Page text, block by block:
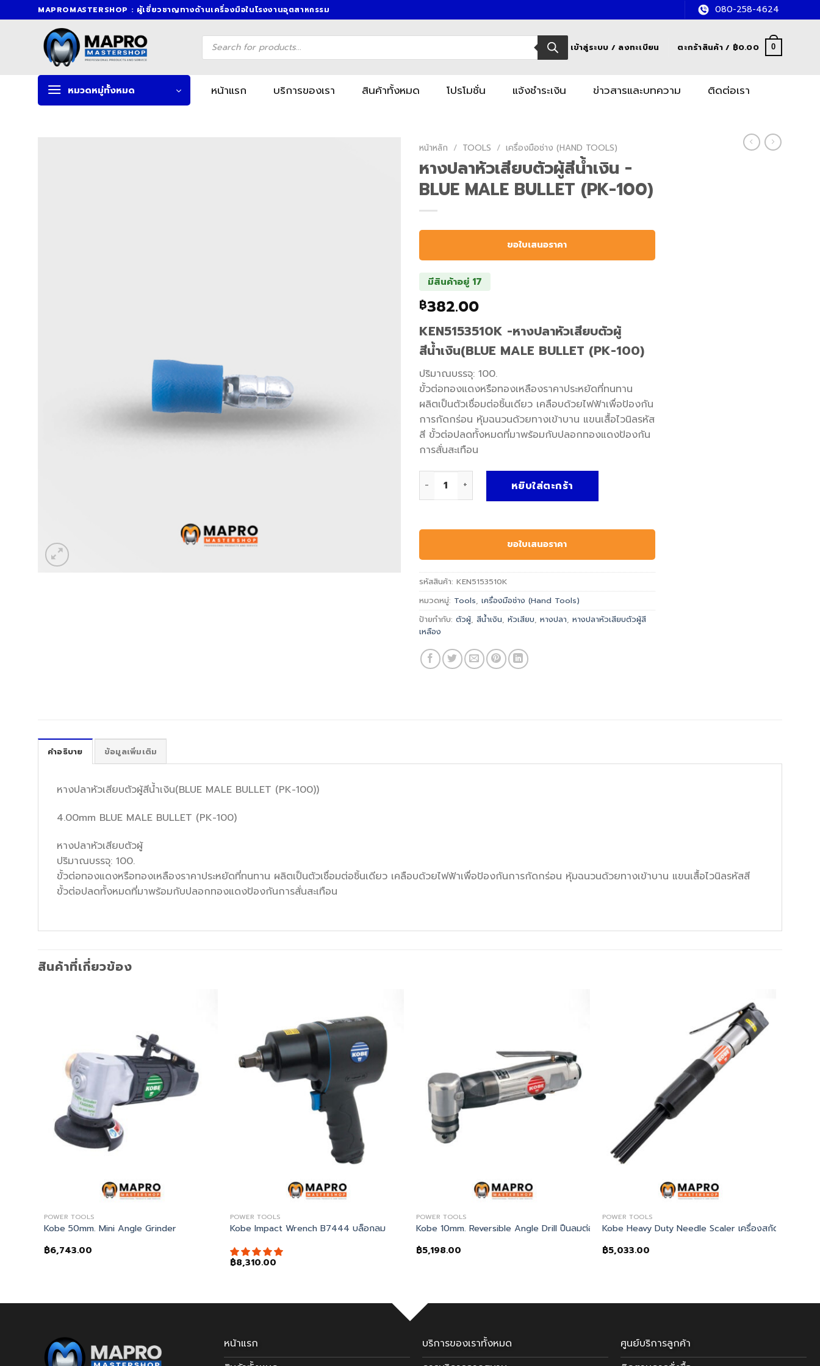
to
MAPROMASTERSHOP : ผู้เชี่ยวชาญทางด้านเครื่องมือในโรงงานอุตสาหกรรม 080-258-4624
Products
search เข้าสู่ระบบ / ลงทะเบียน ตะกร้าสินค้า / ฿0.00 0
หมวดหมู่ทั้งหมด หน้าแรก บริการของเรา สินค้าทั้งหมด โปรโมชั่น แจ้งชำระเงิน ข่าวสารและบทความ ติดต่อเรา
หน้าหลัก / TOOLS / เครื่องมือช่าง (HAND TOOLS)
หางปลาหัวเสียบตัวผู้สีน้ำเงิน -
BLUE MALE BULLET (PK-100)
ขอใบเสนอราคา
มีสินค้าอยู่ 17
฿382.00
KEN5153510K -หางปลาหัวเสียบตัวผู้
สีน้ำเงิน(BLUE MALE BULLET (PK-100)
ปริมาณบรรจุ: 100.
ขั้วต่อทองแดงหรือทองเหลืองราคาประหยัดที่ทนทาน
ผลิตเป็นตัวเชื่อมต่อชิ้นเดียว เคลือบด้วยไฟฟ้าเพื่อป้องกัน
การกัดกร่อน หุ้มฉนวนด้วยทางเข้าบาน แขนเสื้อไวนิลรหัส
สี ขั้วต่อปลดทั้งหมดที่มาพร้อมกับปลอกทองแดงป้องกัน
การสั่นสะเทือน
หยิบใส่ตะกร้า
ขอใบเสนอราคา
รหัสสินค้า: KEN5153510K
หมวดหมู่: Tools, เครื่องมือช่าง (Hand Tools)
ป้ายกำกับ: ตัวผู้, สีน้ำเงิน, หัวเสียบ, หางปลา, หางปลาหัวเสียบตัวผู้สี
เหลือง
คำอธิบาย ข้อมูลเพิ่มเติม
หางปลาหัวเสียบตัวผู้สีน้ำเงิน(BLUE MALE BULLET (PK-100))
4.00mm BLUE MALE BULLET (PK-100)
หางปลาหัวเสียบตัวผู้
ปริมาณบรรจุ: 100.
ขั้วต่อทองแดงหรือทองเหลืองราคาประหยัดที่ทนทาน ผลิตเป็นตัวเชื่อมต่อชิ้นเดียว เคลือบด้วยไฟฟ้าเพื่อป้องกันการกัดกร่อน หุ้มฉนวนด้วยทางเข้าบาน แขนเสื้อไวนิลรหัสสี
ขั้วต่อปลดทั้งหมดที่มาพร้อมกับปลอกทองแดงป้องกันการสั่นสะเทือน
สินค้าที่เกี่ยวข้อง
POWER TOOLS
Kobe 50mm. Mini Angle Grinder
฿6,743.00
POWER TOOLS
Kobe Impact Wrench B7444 บล็อกลม
฿8,310.00
POWER TOOLS
Kobe 10mm. Reversible Angle Drill ปืนลมต่อหัวสว่าน
฿5,198.00
POWER TOOLS
Kobe Heavy Duty Needle Scaler เครื่องสกัดสนิม
฿5,033.00
หน้าแรก
บริการของเราทั้งหมด
ศูนย์บริการลูกค้า